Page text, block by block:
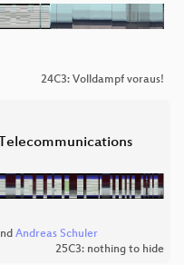
24C3: Volldampf voraus!
Andreas Schuler
25C3: nothing to hide